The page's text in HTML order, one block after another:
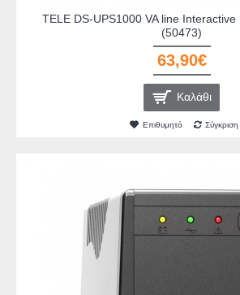
TELE DS-UPS1000 VA line Interactive
(50473)
63,90€
Καλάθι
Επιθυμητό Σύγκριση